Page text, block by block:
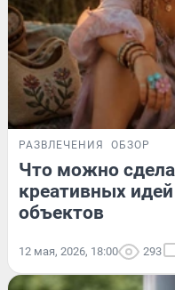
РАЗВЛЕЧЕНИЯ ОБЗОР
Что можно
креативных
объектов
12 мая, 2026, 18:00 293